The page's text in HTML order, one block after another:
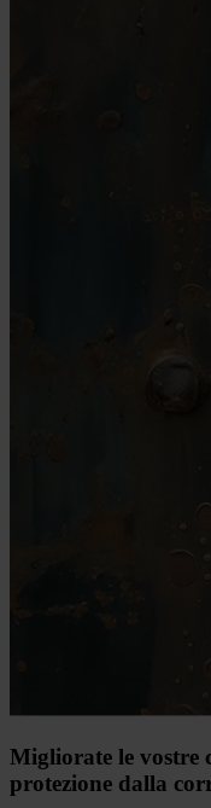
Migliorate le vostre
protezione dalla